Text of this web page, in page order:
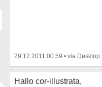
29.12.2011 00:59 •